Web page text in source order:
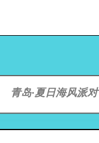
青岛·夏日海风派对